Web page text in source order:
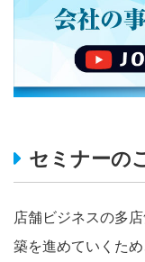
セミナーの
店舗ビジネスの多
築を進めていくた